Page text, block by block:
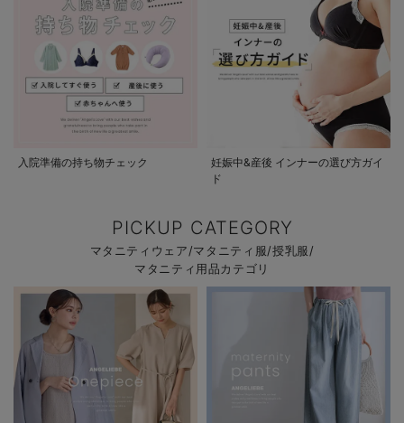
入院準備の持ち物チェック
妊娠中&産後 インナーの選び方ガイ
ド
PICKUP CATEGORY
マタニティウェア/マタニティ服/授乳服/
マタニティ用品カテゴリ